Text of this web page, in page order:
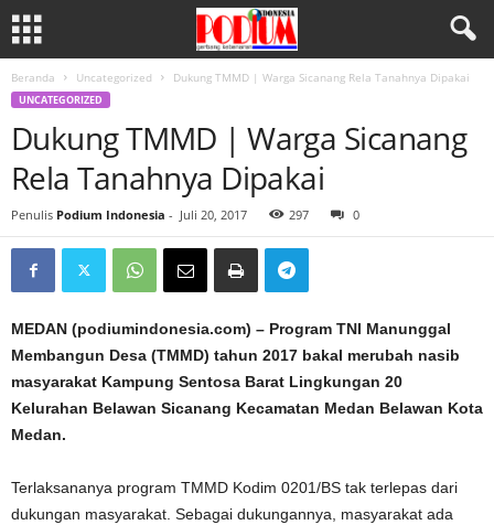
Beranda Uncategorized Dukung TMMD | Warga Sicanang Rela Tanahnya Dipakai
UNCATEGORIZED
Dukung TMMD | Warga Sicanang
Rela Tanahnya Dipakai
Penulis Podium Indonesia - Juli 20, 2017 297 0
MEDAN (podiumindonesia.com) – Program TNI Manunggal
Membangun Desa (TMMD) tahun 2017 bakal merubah nasib
masyarakat Kampung Sentosa Barat Lingkungan 20
Kelurahan Belawan Sicanang Kecamatan Medan Belawan Kota
Medan.
Terlaksananya program TMMD Kodim 0201/BS tak terlepas dari
dukungan masyarakat. Sebagai dukungannya, masyarakat ada